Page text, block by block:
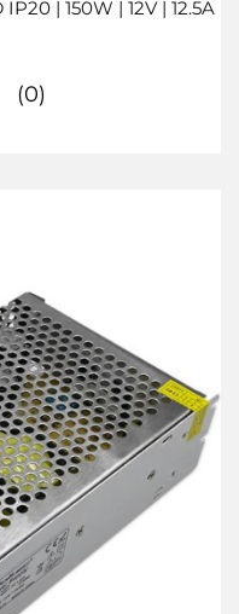
| 150W | 12V | 12.5A
(0)